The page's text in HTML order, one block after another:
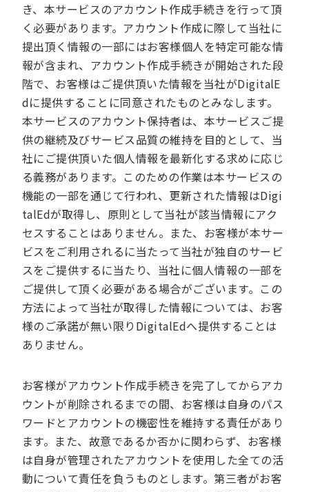
き、本サービスのアカウント作成手続きを行って頂
く必要があります。アカウント作成に際して当社に
提出頂く情報の一部にはお客様個人を特定可能な情
報が含まれ、アカウント作成手続きが開始された段
階で、お客様はご提供頂いた情報を当社がDigitalE
dに提供することに同意されたものとみなします。
本サービスのアカウント保持者は、本サービスご提
供の継続及びサービス品質の維持を目的として、当
社にご提供頂いた個人情報を最新化する求めに応じ
る義務があります。このための作業は本サービスの
機能の一部を通じて行われ、更新された情報はDigi
talEdが取得し、原則として当社が該当情報にアク
セスすることはありません。また、お客様が本サー
ビスをご利用されるに当たって当社が独自のサービ
スをご提供するに当たり、当社に個人情報の一部を
ご提供して頂く必要がある場合がございます。この
方法によって当社が取得した情報については、お客
様のご承諾が無い限りDigitalEdへ提供することは
ありません。
お客様がアカウント作成手続きを完了してからアカ
ウントが削除されるまでの間、お客様は自身のパス
ワードとアカウントの機密性を維持する責任があり
ます。また、故意であるか否かに関わらず、お客様
は自身が管理されたアカウントを使用した全ての活
動について責任を負うものとします。第三者がお客